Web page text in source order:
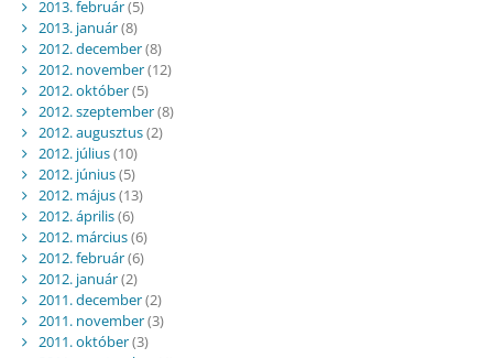
2013. február(5)
2013. január(8)
2012. december(8)
2012. november(12)
2012. október(5)
2012. szeptember(8)
2012. augusztus(2)
2012. július(10)
2012. június(5)
2012. május(13)
2012. április(6)
2012. március(6)
2012. február(6)
2012. január(2)
2011. december(2)
2011. november(3)
2011. október(3)